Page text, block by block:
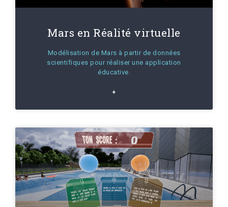
Mars en Réalité virtuelle
Modélisation de Mars à partir de données
scientifiques pour réaliser une application
éducative.
+